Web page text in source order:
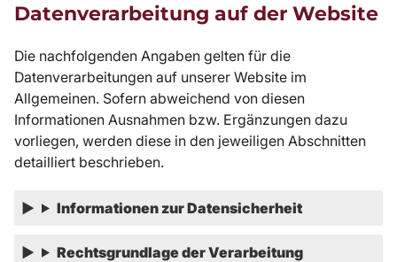
Datenverarbeitung auf der Website
Die nachfolgenden Angaben gelten für die
Datenverarbeitungen auf unserer Website im
Allgemeinen. Sofern abweichend von diesen
Informationen Ausnahmen bzw. Ergänzungen dazu
vorliegen, werden diese in den jeweiligen Abschnitten
detailliert beschrieben.
Informationen zur Datensicherheit
Rechtsgrundlage der Verarbeitung